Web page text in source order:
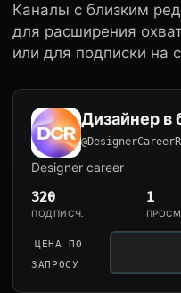
Каналы с близким
для расширения
или для подписки
Дизайнер в
Designer career
320
ПОДПИСЧ.
1
ЦЕНА ПО
ЗАПРОСУ